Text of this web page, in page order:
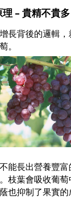
– 貴精不貴多
長背後的邏輯
。
能長出營養豐
枝葉會吸收葡萄
也抑制了果實的